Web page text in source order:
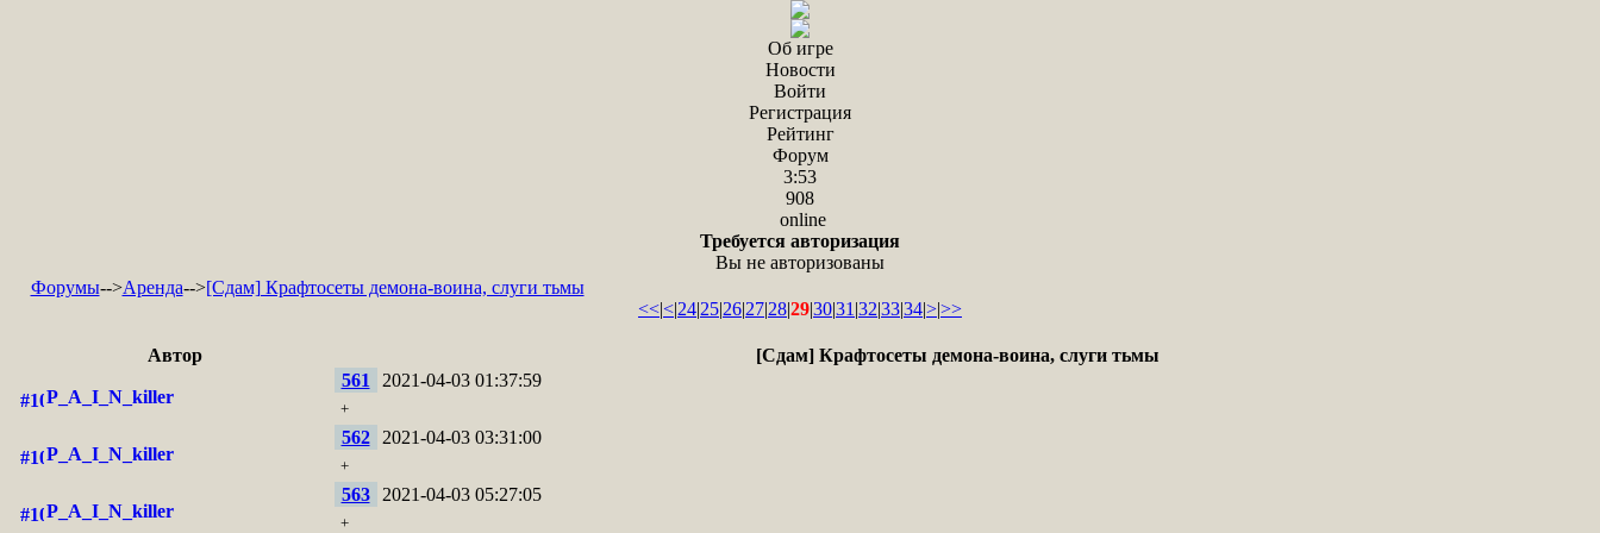
Об игре
Новости
Войти
Регистрация
Рейтинг
Форум
3:53
908
online
Требуется авторизация
Вы не авторизованы
Форумы-->Аренда-->[Сдам] Крафтосеты демона-воина, слуги тьмы
<<|<|24|25|26|27|28|29|30|31 |32|33|34|>|>>
Автор [Сдам] Крафтосеты демона-воина, слуги тьмы
P_A_I_N_killer
561 2021-04-03 01:37:59
+
P_A_I_N_killer
562 2021-04-03 03:31:00
+
P_A_I_N_killer
563 2021-04-03 05:27:05
+